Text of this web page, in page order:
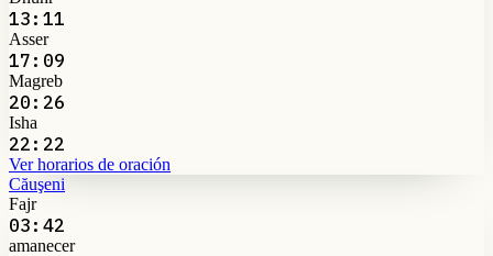
13:11
Asser
17:09
Magreb
20:26
Isha
22:22
Ver horarios de oración
Căuşeni
Fajr
03:42
amanecer